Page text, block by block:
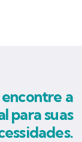
encontre a
para suas